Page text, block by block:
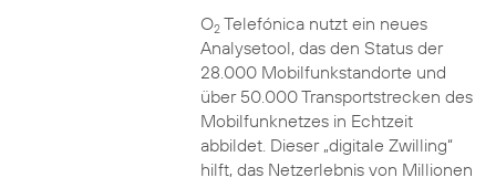
O2Telefónica nutzt ein neues
Analysetool, das den Status der
28.000 Mobilfunkstandorte und
über 50.000 Transportstrecken des
Mobilfunknetzes in Echtzeit
abbildet. Dieser „digitale Zwilling“
hilft, das Netzerlebnis von Millionen